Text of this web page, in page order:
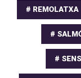
# REMOLATXA
#
#